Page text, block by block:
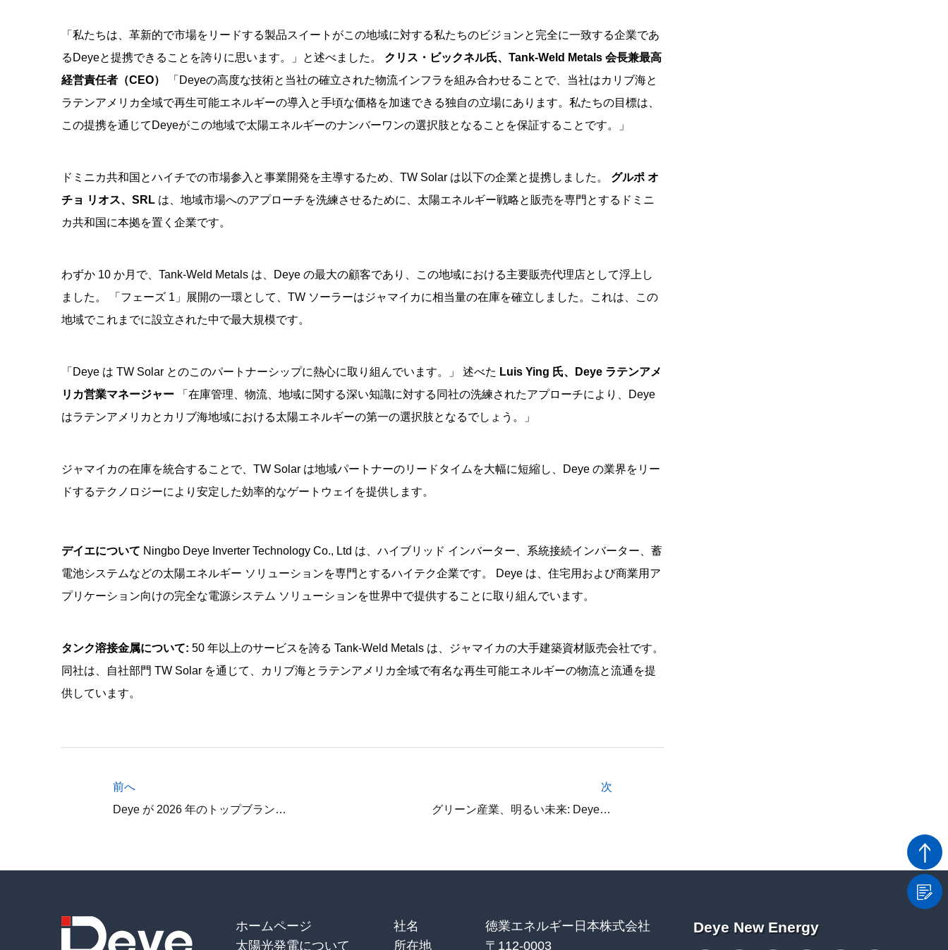
「私たちは、革新的で市場をリードする製品スイートがこの地域に対する私たちのビジョンと完全に一致する企業であ
るDeyeと提携できることを誇りに思います。」と述べました。 クリス・ビックネル氏、Tank-Weld Metals 会長兼最高
経営責任者（CEO）
「Deyeの高度な技術と当社の確立された物流インフラを組み合わせることで、当社はカリブ海と
ラテンアメリカ全域で再生可能エネルギーの導入と手頃な価格を加速できる独自の立場にあります。私たちの目標は、
この提携を通じてDeyeがこの地域で太陽エネルギーのナンバーワンの選択肢となることを保証することです。」
ドミニカ共和国とハイチでの市場参入と事業開発を主導するため、TW Solar は以下の企業と提携しました。 グルポ オ
チョ リオス、SRL は、地域市場へのアプローチを洗練させるために、太陽エネルギー戦略と販売を専門とするドミニ
カ共和国に本拠を置く企業です。
わずか 10 か月で、Tank-Weld Metals は、Deye の最大の顧客であり、この地域における主要販売代理店として浮上し
ました。 「フェーズ 1」展開の一環として、TW ソーラーはジャマイカに相当量の在庫を確立しました。これは、この
地域でこれまでに設立された中で最大規模です。
「Deye は TW Solar とのこのパートナーシップに熱心に取り組んでいます。」 述べた Luis Ying 氏、Deye ラテンアメ
リカ営業マネージャー
「在庫管理、物流、地域に関する深い知識に対する同社の洗練されたアプローチにより、Deye
はラテンアメリカとカリブ海地域における太陽エネルギーの第一の選択肢となるでしょう。」
ジャマイカの在庫を統合することで、TW Solar は地域パートナーのリードタイムを大幅に短縮し、Deye の業界をリー
ドするテクノロジーにより安定した効率的なゲートウェイを提供します。
デイエについて Ningbo Deye Inverter Technology Co., Ltd は、ハイブリッド インバーター、系統接続インバーター、蓄
電池システムなどの太陽エネルギー ソリューションを専門とするハイテク企業です。 Deye は、住宅用および商業用ア
プリケーション向けの完全な電源システム ソリューションを世界中で提供することに取り組んでいます。
タンク溶接金属について: 50 年以上のサービスを誇る Tank-Weld Metals は、ジャマイカの大手建築資材販売会社です。
同社は、自社部門 TW Solar を通じて、カリブ海とラテンアメリカ全域で有名な再生可能エネルギーの物流と流通を提
供しています。
前へ
Deye が 2026 年のトップブランド PV アワードに選ばれました
次
グリーン産業、明るい未来: Deye ディストリビューター サミット - ドバイ 2025 が成功裡に閉幕
ホームページ
太陽光発電について
社名
徳業エネルギー日本株式会社
所在地
〒112-0003
Deye New Energy